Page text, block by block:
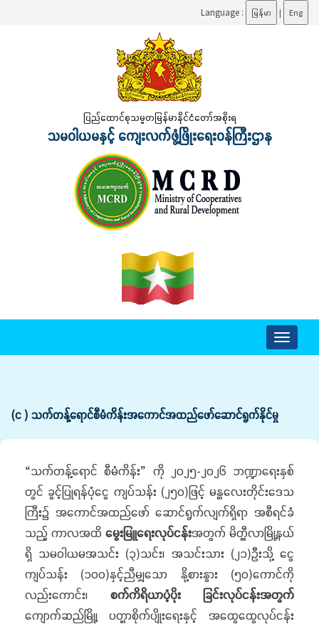
Language : မြန်မာ | Eng
ပြည်ထောင်စုသမ္မတမြန်မာနိုင်ငံတော်အစိုးရ
သမဝါယမနှင့် ကျေးလက်ဖွံ့ဖြိုးရေးဝန်ကြီးဌာန
Toggle
(င ) သက်တန့်ရောင်စီမံကိန်းအကောင်အထည်ဖော်ဆောင်ရွက်နိုင်မှု
“သက်တန့်ရောင် စီမံကိန်း” ကို ၂၀၂၅-၂၀၂၆ ဘဏ္ဍာရေးနှစ်
တွင် ခွင့်ပြုရန်ပုံငွေ ကျပ်သန်း (၂၅၀)ဖြင့် မန္တလေးတိုင်းဒေသ
ကြီး၌ အကောင်အထည်ဖော် ဆောင်ရွက်လျက်ရှိရာ အစီရင်ခံ
သည့် ကာလအထိ မွေးမြူရေးလုပ်ငန်းအတွက် မိတ္ထီလာမြို့နယ်
ရှိ သမဝါယမအသင်း (၃)သင်း၊ အသင်းသား (၂၁)ဦးသို့ ငွေ
ကျပ်သန်း (၁၀၀)နှင့်ညီမျှသော နို့စားနွား (၅၀)ကောင်ကို
လည်းကောင်း၊ စက်ကိရိယာပံ့ပိုး ခြင်းလုပ်ငန်းအတွက်
ကျောက်ဆည်မြို့၊ ပတ္တာစိုက်ပျိုးရေးနှင့် အထွေထွေလုပ်ငန်း